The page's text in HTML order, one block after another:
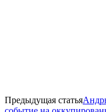
Предыдущая статья